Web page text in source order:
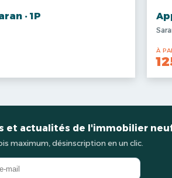
· 1P
À
et actualités de l'immobilier
maximum, désinscription en un clic.